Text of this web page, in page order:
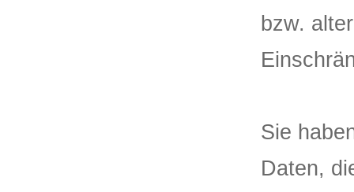
bzw.
Sie
Daten,